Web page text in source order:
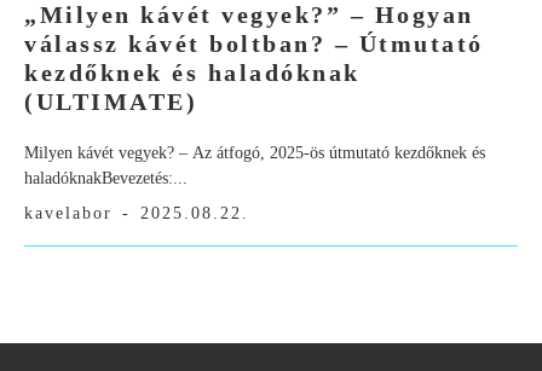
„Milyen kávét vegyek?” – Hogyan
válassz kávét boltban? – Útmutató
kezdőknek és haladóknak
(ULTIMATE)
Milyen kávét vegyek? – Az átfogó, 2025-ös útmutató kezdőknek és
haladóknakBevezetés:...
kavelabor
- 2025.08.22.